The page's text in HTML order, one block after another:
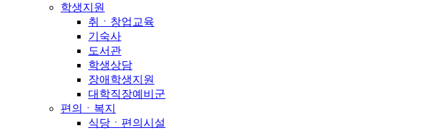
학생지원
취ㆍ창업교육
기숙사
도서관
학생상담
장애학생지원
대학직장예비군
편의ㆍ복지
식당ㆍ편의시설